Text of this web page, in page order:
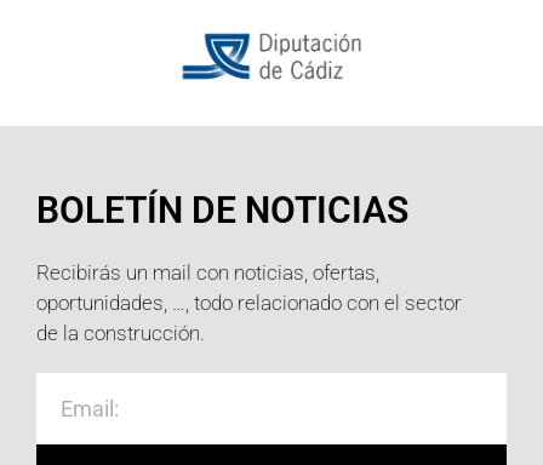
BOLETÍN DE NOTICIAS
Recibirás un mail con noticias, ofertas,
oportunidades, …, todo relacionado con el sector
de la construcción.